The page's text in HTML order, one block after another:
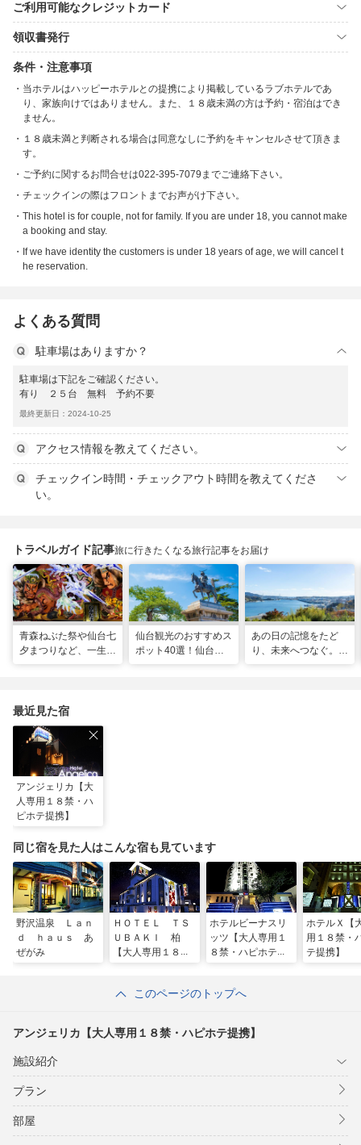
ご利用可能なクレジットカード
領収書発行
条件・注意事項
当ホテルはハッピーホテルとの提携により掲載しているラブホテルであ
り、家族向けではありません。また、１８歳未満の方は予約・宿泊はでき
ません。
１８歳未満と判断される場合は同意なしに予約をキャンセルさせて頂きま
す。
ご予約に関するお問合せは022-395-7079までご連絡下さい。
チェックインの際はフロントまでお声がけ下さい。
This hotel is for couple, not for family. If you are under 18, you cannot make
a booking and stay.
If we have identity the customers is under 18 years of age, we will cancel t
he reservation.
よくある質問
駐車場はありますか？
駐車場は下記をご確認ください。
有り ２５台 無料 予約不要
最終更新日：2024-10-25
アクセス情報を教えてください。
チェックイン時間・チェックアウト時間を教えてくださ
い。
トラベルガイド記事旅に行きたくなる旅行記事をお届け
青森ねぶた祭や仙台七
夕まつりなど、一生に
仙台観光のおすすめス
ポット40選！仙台旅
あの日の記憶をたど
り、未来へつなぐ。宮
最近見た宿
アンジェリカ【大
人専用１８禁・ハ
ピホテ提携】
同じ宿を見た人はこんな宿も見ています
野沢温泉 Ｌａｎ
ｄ ｈａｕｓ あ
ぜがみ
ＨＯＴＥＬ ＴＳ
ＵＢＡＫＩ 柏
【大人専用１８
ホテルビーナスリ
ッツ【大人専用１
８禁・ハピホテ提
ホテルＸ【
用１８禁・
テ提携】
このページのトップへ
アンジェリカ【大人専用１８禁・ハピホテ提携】
施設紹介
プラン
部屋